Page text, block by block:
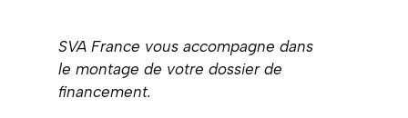
SVA France vous accompagne dans
le montage de votre dossier de
financement.